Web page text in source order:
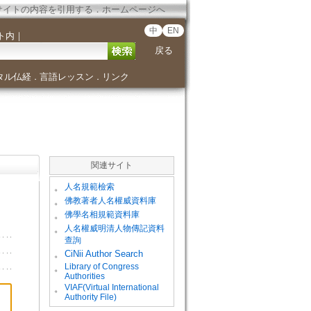
イトの内容を引用する．ホームページへ
内 ｜ 中 EN
戻る
ル仏経． 言語レッスン ． リンク
関連サイト
。 人名規範檢索
。 佛教著者人名權威資料庫
。 佛學名相規範資料庫
。
人名權威明清人物傳記資料
查詢
。
CiNii Author Search
。
Library of Congress
Authorities
。
VIAF(Virtual International
Authority File)